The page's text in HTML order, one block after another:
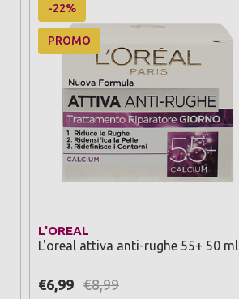
-22%
PROMO
L'OREAL
L'oreal attiva anti-rughe 55+ 50 ml
€6,99 €8,99